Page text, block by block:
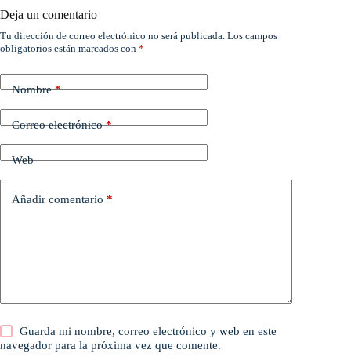
Deja un comentario
Tu dirección de correo electrónico no será publicada. Los campos
obligatorios están marcados con *
Nombre*
Correo electrónico*
Web
Añadir comentario *
Guarda mi nombre, correo electrónico y web en este
navegador para la próxima vez que comente.